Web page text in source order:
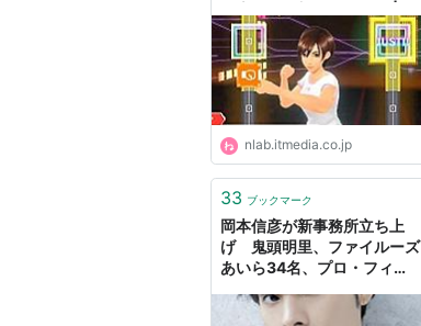
とらぼ
nlab.itmedia.co.jp
33 ブックマーク
岡本信彦が新事務所立ち上
げ 鬼頭明里、ファイルーズ
あいら34名、プロ・フィッ